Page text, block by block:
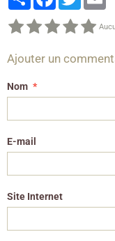
Ajouter un
Nom
E-mail
Site Internet